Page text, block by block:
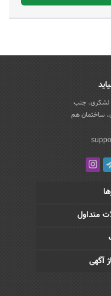
لشکری، جنب
ساختمان هم
متداول
آگهی